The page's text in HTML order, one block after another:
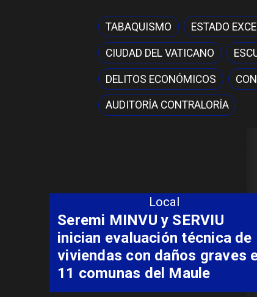
TABAQUISMO ESTADO
CIUDAD DEL VATICANO
DELITOS ECONÓMICOS
AUDITORÍA CONTRALORÍA
Local
Seremi MINVU y SERVIU
inician evaluación técnica de
viviendas con daños graves
11 comunas del Maule